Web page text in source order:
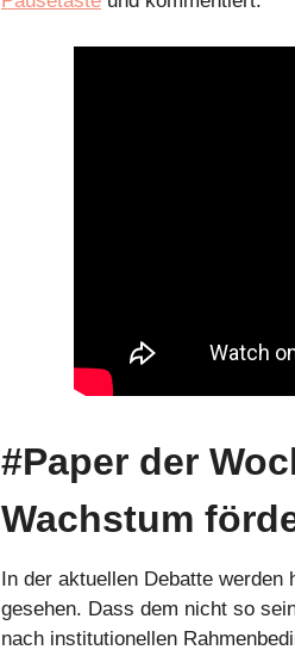
#Paper der
Wachstum
In der aktuellen Debatte
gesehen. Dass dem nicht so
nach institutionellen